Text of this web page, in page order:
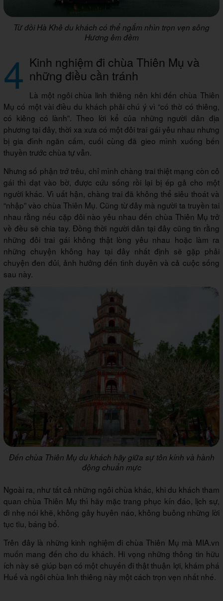
Từ đồi Hà Khê du khách có thể ngắm nhìn trọn vẹn sông
Hương êm đềm
4 Kinh nghiệm đi chùa Thiên Mụ và
những điều cần tránh
Là một ngôi chùa linh thiêng nên khi đến chùa Thiên
Mụ có một vài điều du khách phải chú ý vì “có thờ có thiêng,
có kiêng có lành”. Theo lời kể của những người dân địa
phương tại đây, thời xa xưa có một đôi trai gái yêu nhau nhưng
bị gia đình ngăn cấm, cuối cùng đã gieo mình xuống bến
thuyền trước chùa tự vẫn.
Nhưng số phận trớ trêu, chỉ mình chàng trai thiệt mạng còn cô
gái thì dạt vào bờ, được cứu sống rồi lại bị ép gả cho một
người khác. Vì uất hận, chàng trai đã không thể siêu thoát và
“nhập” vào chùa Thiên Mụ. Cũng từ đây mà người ta truyền tai
nhau rằng nếu cặp đôi nào yêu nhau đến chùa Thiên Mụ trở
về đều sẽ chia tay. Đồng thời người dân tại đây cũng tin rằng
những đôi trai gái không thật lòng yêu nhau hoặc làm ra
những chuyện không hay tại đây nhất định sẽ gặp phải
chuyện đen đủi, ảnh hưởng đến tình duyên và cả cuộc sống
sau này.
Đến chùa Thiên Mụ du khách hãy giữa sự tôn kính và hành
động chuẩn mực
Ngoài ra, như tất cả những ngôi chùa khác, khi du khách tham
quan chùa Thiên Mụ thì hãy mặc trang phục kín đáo, lịch sự,
đi nhẹ nói khẽ, không gây huyên náo, không buông những lời
tục tĩu, báng bổ.
Trên đây là những kinh nghiệm đi chùa Thiên Mụ mà MIA.vn
muốn mang đến cho du khách. Hi vọng những thông tin hữu
ích này sẽ giúp bạn có một chuyến đi thật thuận lợi, khám phá
Huế và ngôi chùa linh thiêng này một cách trọn vẹn nhất nhé.